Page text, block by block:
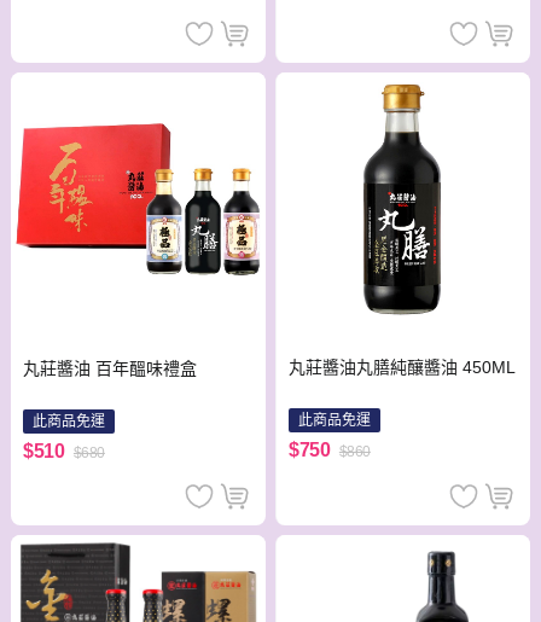
丸莊醬油 百年醞味禮盒
此商品免運
$510 $680
丸莊醬油丸膳純釀醬油 450ML
此商品免運
$750 $860